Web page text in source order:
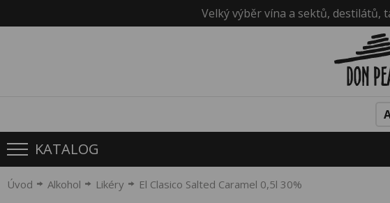
Velký výběr vína a sektů, destilátů,
KATALOG
Úvod Alkohol Likéry El Clasico Salted Caramel 0,5l 30%